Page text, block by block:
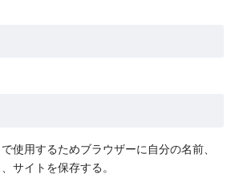
使用するためブラウザーに自分の名前、
サイトを保存する。